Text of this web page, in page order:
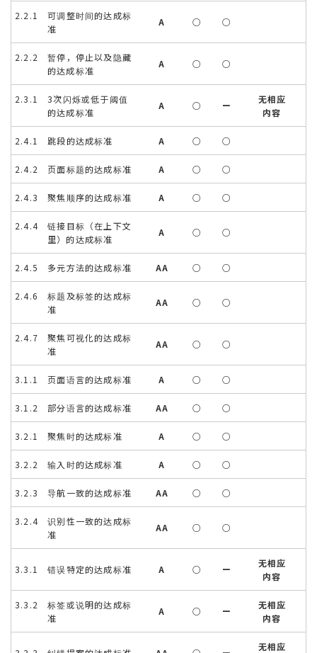
2.2.1 可调整时间的达成标
准
A ○ ○
2.2.2 暂停，停止以及隐藏
的达成标准
A ○ ○
2.3.1 3次闪烁或低于阈值
的达成标准
A ○ ー
无相应
内容
2.4.1 跳段的达成标准 A ○ ○
2.4.2 页面标题的达成标准 A ○ ○
2.4.3 聚焦顺序的达成标准 A ○ ○
2.4.4 链接目标（在上下文
里）的达成标准
A ○ ○
2.4.5 多元方法的达成标准 AA ○ ○
2.4.6 标题及标签的达成标
准
AA ○ ○
2.4.7 聚焦可视化的达成标
准
AA ○ ○
3.1.1 页面语言的达成标准 A ○ ○
3.1.2 部分语言的达成标准 AA ○ ○
3.2.1 聚焦时的达成标准 A ○ ○
3.2.2 输入时的达成标准 A ○ ○
3.2.3 导航一致的达成标准 AA ○ ○
3.2.4 识别性一致的达成标
准
AA ○ ○
3.3.1 错误特定的达成标准 A ○ ー
无相应
内容
3.3.2 标签或说明的达成标
准
A ○ ー
无相应
内容
无相应